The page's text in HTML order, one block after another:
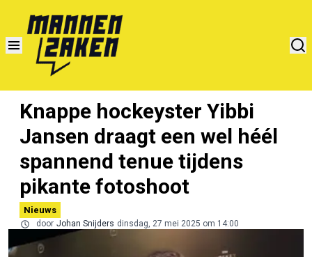
Knappe hockeyster Yibbi
Jansen draagt een wel héél
spannend tenue tijdens
pikante fotoshoot
Nieuws
door Johan Snijders dinsdag, 27 mei 2025 om 14:00